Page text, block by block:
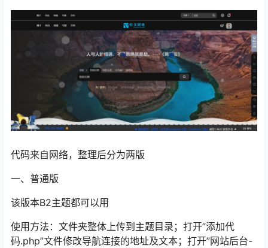
代码来自网络，整理后分为两版
一、普通版
该版本B2主题都可以用
使用方法：文件夹整体上传到主题目录；打开”添加代
码.php”文件修改导航连接的地址及文本；打开”网站后台-